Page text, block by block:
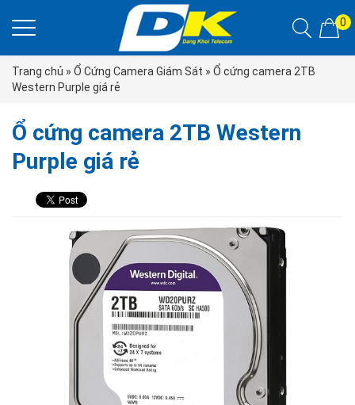
0
Trang chủ » Ổ Cứng Camera Giám Sát » Ổ cứng camera 2TB
Western Purple giá rẻ
Ổ cứng camera 2TB Western
Purple giá rẻ